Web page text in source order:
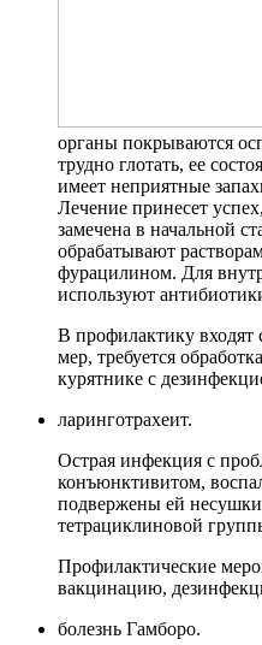
органы покрываются
трудно глотать, ее
имеет неприятные
Лечение принесет
замечена в начальной
обрабатывают
фурацилином. Для
используют
В профилактику входят
мер, требуется
курятнике с
ларинготрахеит.
Острая инфекция с
конъюнктивитом,
подвержены ей
тетрациклиновой
Профилактические
вакцинацию,
болезнь Гамборо.